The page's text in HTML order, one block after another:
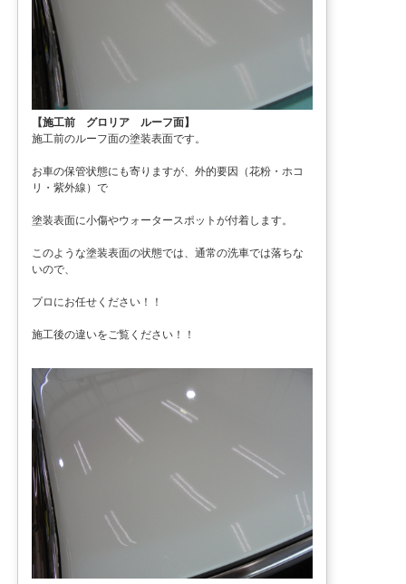
【施工前 グロリア ルーフ面】
施工前のルーフ面の塗装表面です。
お車の保管状態にも寄りますが、外的要因（花粉・ホコ
リ・紫外線）で
塗装表面に小傷やウォータースポットが付着します。
このような塗装表面の状態では、通常の洗車では落ちな
いので、
プロにお任せください！！
施工後の違いをご覧ください！！